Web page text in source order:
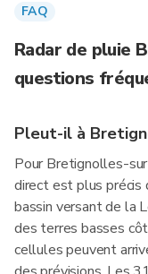
FAQ
Radar de pluie
questions
Pleut-il à
Pour Bretignolles-
direct est plus
bassin versant de la
des terres basses
cellules peuvent